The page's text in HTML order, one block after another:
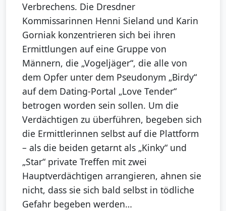
Verbrechens. Die Dresdner
Kommissarinnen Henni Sieland und Karin
Gorniak konzentrieren sich bei ihren
Ermittlungen auf eine Gruppe von
Männern, die „Vogeljäger“, die alle von
dem Opfer unter dem Pseudonym „Birdy“
auf dem Dating-Portal „Love Tender“
betrogen worden sein sollen. Um die
Verdächtigen zu überführen, begeben sich
die Ermittlerinnen selbst auf die Plattform
– als die beiden getarnt als „Kinky“ und
„Star“ private Treffen mit zwei
Hauptverdächtigen arrangieren, ahnen sie
nicht, dass sie sich bald selbst in tödliche
Gefahr begeben werden…